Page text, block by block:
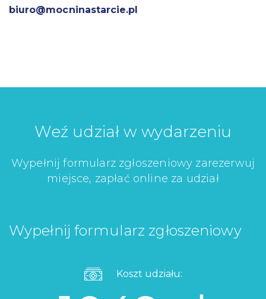
biuro@mocninastarcie.pl
Weź udział w wydarzeniu
Wypełnij formularz zgłoszeniowy zarezerwuj
miejsce, zapłać online za udział
Wypełnij formularz zgłoszeniowy
Koszt udziału: